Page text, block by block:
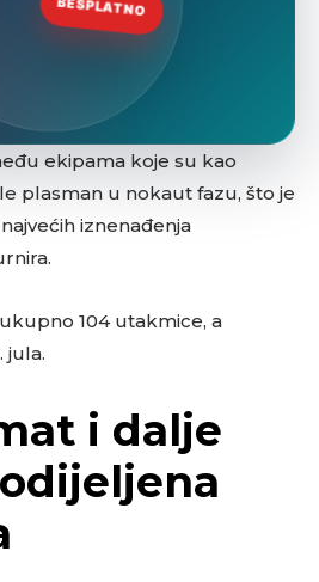
ekipama koje su kao
plasman u nokaut fazu, što je
iznenađenja
104 utakmice, a
jula.
i dalje